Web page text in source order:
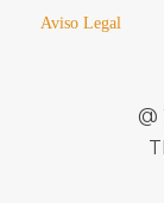
Aviso Legal
@